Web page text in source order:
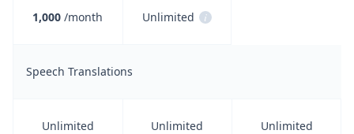
1,000 /month Unlimited i
Speech Translations
Unlimited Unlimited Unlimited